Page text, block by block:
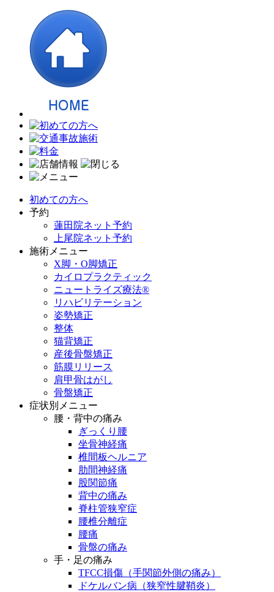
初めての方へ
予約
蓮田院ネット予約
上尾院ネット予約
施術メニュー
X脚・O脚矯正
カイロプラクティック
ニュートライズ療法®
リハビリテーション
姿勢矯正
整体
猫背矯正
産後骨盤矯正
筋膜リリース
肩甲骨はがし
骨盤矯正
症状別メニュー
腰・背中の痛み
ぎっくり腰
坐骨神経痛
椎間板ヘルニア
肋間神経痛
股関節痛
背中の痛み
脊柱管狭窄症
腰椎分離症
腰痛
骨盤の痛み
手・足の痛み
TFCC損傷（手関節外側の痛み）
ドケルバン病（狭窄性腱鞘炎）